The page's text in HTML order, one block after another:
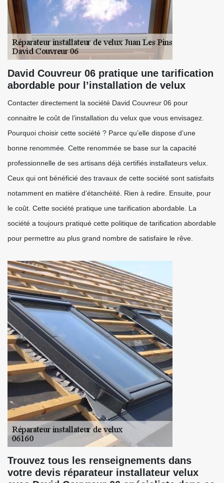
David Couvreur 06 pratique une tarification
abordable pour l’installation de velux
Contacter directement la société David Couvreur 06 pour
connaitre le coût de l’installation du velux que vous envisagez.
Pourquoi choisir cette société ? Parce qu’elle dispose d’une
bonne renommée. Cette renommée se base sur la capacité
professionnelle de ses artisans déjà certifiés installateurs velux.
Ceux qui ont bénéficié des travaux de cette société sont satisfaits
notamment en matière d’étanchéité. Rien à redire. Ensuite, pour
le coût. Cette société pratique une tarification abordable. La
société a toujours pratiqué cette politique de tarification abordable
pour permettre au plus grand nombre de satisfaire le rêve.
Trouvez tous les renseignements dans
votre devis réparateur installateur velux